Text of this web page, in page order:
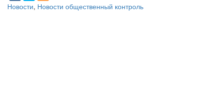
Новости, Новости общественный контроль